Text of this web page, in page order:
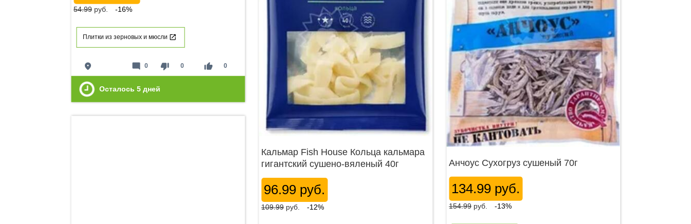
54.99 руб. -16%
Плитки из зерновых и мюсли
place thumb_down 0 thumb_up 0
mode_comment 0
Осталось 5 дней
Анчоус Сухогруз сушеный 70г
134.99 руб.
154.99 руб. -13%
Кальмар Fish House Кольца кальмара
гигантский сушено-вяленый 40г
96.99 руб.
109.99 руб. -12%